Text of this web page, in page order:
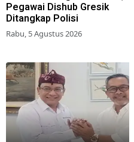
Pegawai Dishub Gresik
Ditangkap Polisi
Rabu, 5 Agustus 2026